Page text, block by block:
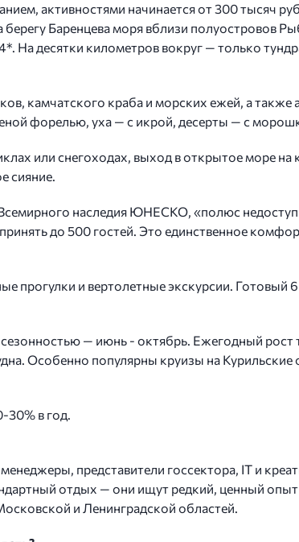
активностями начинается от 300 тысяч
Баренцева моря вблизи полуостровов
На десятки километров вокруг — только
камчатского краба и морских ежей, а также
форелью, уха — с икрой, десерты — с
или снегоходах, выход в открытое море на
сияние.
наследия ЮНЕСКО, «полюс
до 500 гостей. Это единственное
прогулки и вертолетные экскурсии.
— июнь - октябрь. Ежегодный рост
Особенно популярны круизы на Курильские
30% в год.
представители госсектора, IT и
отдых — они ищут редкий, ценный опыт
и Ленинградской областей.